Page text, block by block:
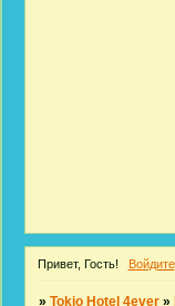
Привет, Гость! Войдите
»Tokio Hotel 4ever »